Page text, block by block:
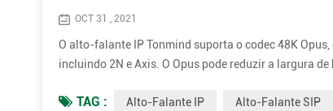
OCT 31 , 2021
O alto-falante IP Tonmind suporta o codec 48K
incluindo 2N e Axis. O Opus pode reduzir a largura
áudio gera...
TAG : Alto-Falante IP Alto-Falante SIP